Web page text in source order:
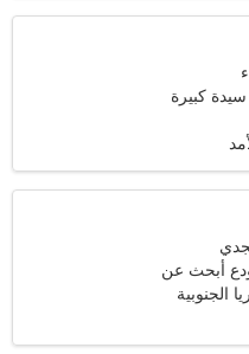
كبيرة
أبحث عن